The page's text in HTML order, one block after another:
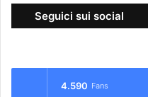
Seguici sui social
4.590 Fans